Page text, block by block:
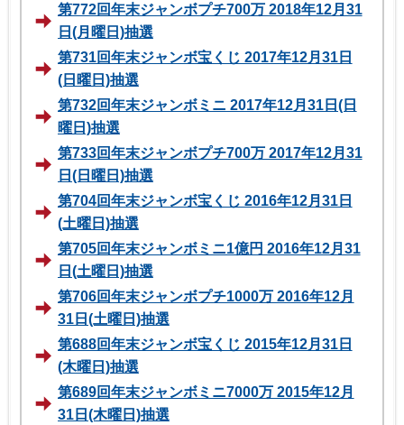
第772回年末ジャンボプチ700万 2018年12月31
日(月曜日)抽選
第731回年末ジャンボ宝くじ 2017年12月31日
(日曜日)抽選
第732回年末ジャンボミニ 2017年12月31日(日
曜日)抽選
第733回年末ジャンボプチ700万 2017年12月31
日(日曜日)抽選
第704回年末ジャンボ宝くじ 2016年12月31日
(土曜日)抽選
第705回年末ジャンボミニ1億円 2016年12月31
日(土曜日)抽選
第706回年末ジャンボプチ1000万 2016年12月
31日(土曜日)抽選
第688回年末ジャンボ宝くじ 2015年12月31日
(木曜日)抽選
第689回年末ジャンボミニ7000万 2015年12月
31日(木曜日)抽選